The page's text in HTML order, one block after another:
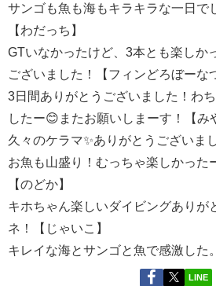
サンゴも魚も海もキラキラな一日で
【わだっち】
GTいなかったけど、3本とも楽しか
ございました！【フィンどろぼーな
3日間ありがとうございました！わ
したー😊またお願いしまーす！【み
久々のケラマ✨ありがとうございま
お魚も山盛り！むっちゃ楽しかった
【のどか】
キホちゃん楽しいダイビングありが
ネ！【じゃいこ】
キレイな海とサンゴと魚で感激した
LINE